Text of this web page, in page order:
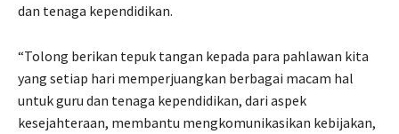
dan tenaga kependidikan.
“Tolong berikan tepuk tangan kepada para pahlawan kita
yang setiap hari memperjuangkan berbagai macam hal
untuk guru dan tenaga kependidikan, dari aspek
kesejahteraan, membantu mengkomunikasikan kebijakan,